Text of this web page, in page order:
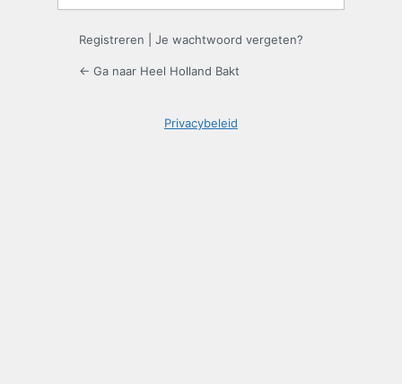
Registreren Je wachtwoord vergeten?
← Ga naar Heel Holland Bakt
Privacybeleid